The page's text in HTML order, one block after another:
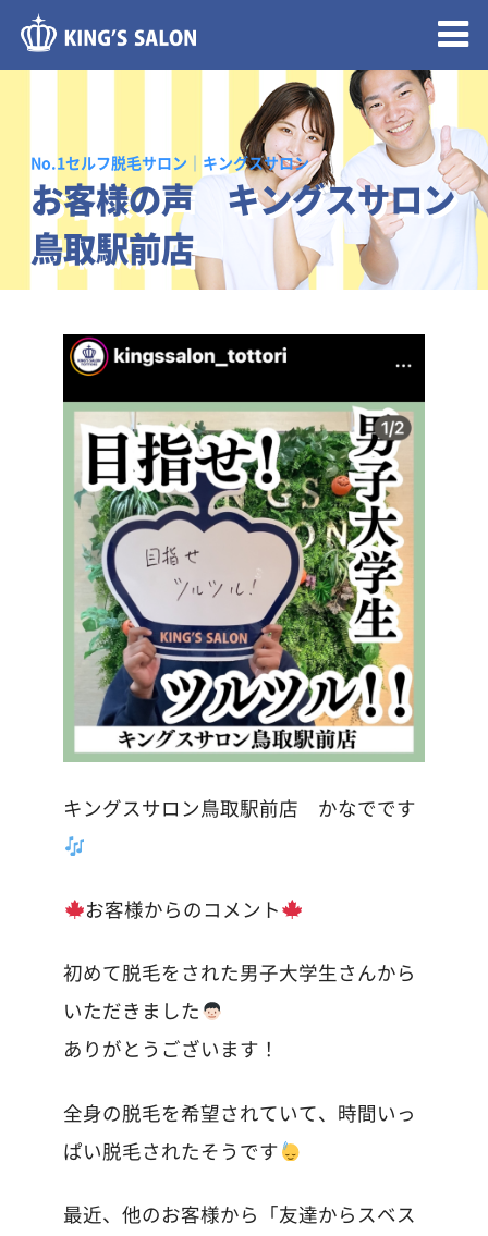
No.1セルフ脱毛サロン｜キングスサロン
お客様の声 キングスサロン
鳥取駅前店
キングスサロン鳥取駅前店 かなでです
お客様からのコメント
初めて脱毛をされた男子大学生さんから
いただきました
ありがとうございます！
全身の脱毛を希望されていて、時間いっ
ぱい脱毛されたそうです
最近、他のお客様から「友達からスベス